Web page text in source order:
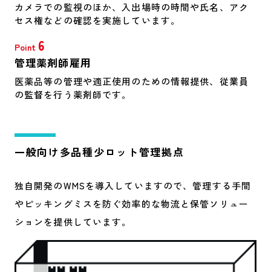
カメラでの監視のほか、入出場時の時間や氏名、アク
セス権などの確認を実施しています。
Point 6
管理薬剤師雇用
医薬品等の管理や適正使用のための情報提供、従業員
の監督を行う薬剤師です。
一般向け 多品種少ロット管理拠点
独自開発のWMSを導入していますので、管理する手間
やピッキングミスを防ぐ効率的な物流と保管ソリュー
ションを提供しています。